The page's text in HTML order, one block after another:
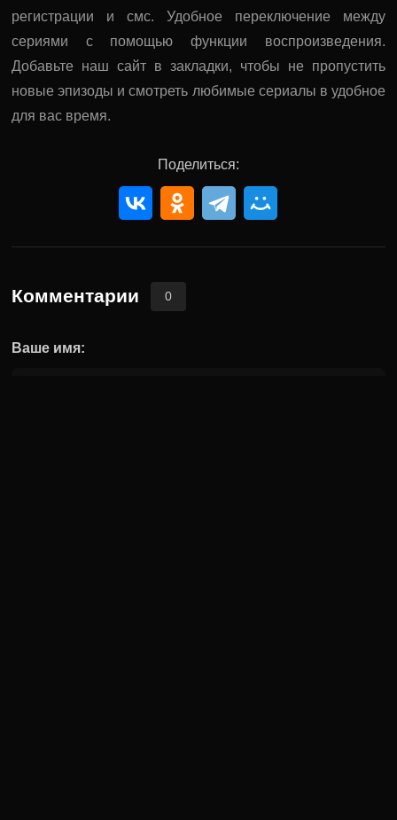
регистрации и смс. Удобное переключение между
сериями с помощью функции воспроизведения.
Добавьте наш сайт в закладки, чтобы не пропустить
новые эпизоды и смотреть любимые сериалы в удобное
для вас время.
Поделиться:
Комментарии 0
Ваше имя: